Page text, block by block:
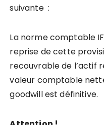
suivante :
La norme comptable
reprise de cette
recouvrable de l’actif
valeur comptable
goodwill est définitive.